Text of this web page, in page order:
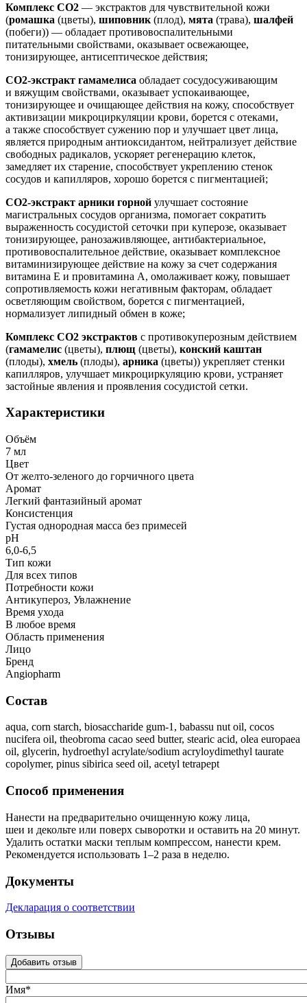
Комплекс СО2 — экстрактов для чувствительной кожи
(ромашка (цветы), шиповник (плод), мята (трава), шалфей
(побеги)) — обладает противовоспалительными
питательными свойствами, оказывает освежающее,
тонизирующее, антисептическое действия;
СО2-экстракт гамамелиса обладает сосудосуживающим
и вяжущим свойствами, оказывает успокаивающее,
тонизирующее и очищающее действия на кожу, способствует
активизации микроциркуляции крови, борется с отеками,
а также способствует сужению пор и улучшает цвет лица,
является природным антиоксидантом, нейтрализует действие
свободных радикалов, ускоряет регенерацию клеток,
замедляет их старение, способствует укреплению стенок
сосудов и капилляров, хорошо борется с пигментацией;
СО2-экстракт арники горной улучшает состояние
магистральных сосудов организма, помогает сократить
выраженность сосудистой сеточки при куперозе, оказывает
тонизирующее, ранозаживляющее, антибактериальное,
противовоспалительное действие, оказывает комплексное
витаминизирующее действие на кожу за счет содержания
витамина Е и провитамина А, омолаживает кожу, повышает
сопротивляемость кожи негативным факторам, обладает
осветляющим свойством, борется с пигментацией,
нормализует липидный обмен в коже;
Комплекс СО2 экстрактов с противокуперозным действием
(гамамелис (цветы), плющ (цветы), конский каштан
(плоды), хмель (плоды), арника (цветы)) укрепляет стенки
капилляров, улучшает микроциркуляцию крови, устраняет
застойные явления и проявления сосудистой сетки.
Характеристики
Объём
7 мл
Цвет
От желто-зеленого до горчичного цвета
Аромат
Легкий фантазийный аромат
Консистенция
Густая однородная масса без примесей
рН
6,0-6,5
Тип кожи
Для всех типов
Потребности кожи
Антикупероз, Увлажнение
Время ухода
В любое время
Область применения
Лицо
Бренд
Angiopharm
Состав
aqua, corn starch, biosaccharide gum-1, babassu nut oil, cocos
nucifera oil, theobroma cacao seed butter, stearic acid, olea europaea
oil, glycerin, hydroethyl acrylate/sodium acryloydimethyl taurate
copolymer, pinus sibirica seed oil, acetyl tetrapept
Способ применения
Нанести на предварительно очищенную кожу лица,
шеи и декольте или поверх сыворотки и оставить на 20 минут.
Удалить остатки маски теплым компрессом, нанести крем.
Рекомендуется использовать 1–2 раза в неделю.
Документы
Декларация о соответствии
Отзывы
Добавить отзыв
Имя*